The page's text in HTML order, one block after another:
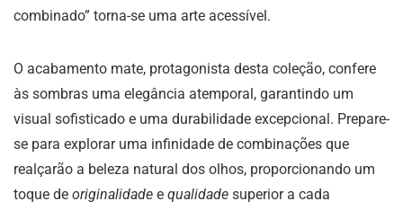
combinado” torna-se uma arte acessível.
O acabamento mate, protagonista desta coleção, confere
às sombras uma elegância atemporal, garantindo um
visual sofisticado e uma durabilidade excepcional. Prepare-
se para explorar uma infinidade de combinações que
realçarão a beleza natural dos olhos, proporcionando um
toque de originalidade e qualidade superior a cada